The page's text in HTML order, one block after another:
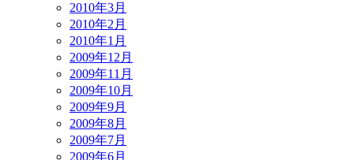
2010年3月
2010年2月
2010年1月
2009年12月
2009年11月
2009年10月
2009年9月
2009年8月
2009年7月
2009年6月